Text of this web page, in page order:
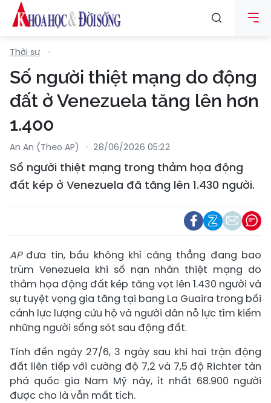
Thời sự
Số người thiệt mạng do động
đất ở Venezuela tăng lên hơn
1.400
An An (Theo AP) 28/06/2026 05:22
Số người thiệt mạng trong thảm họa động
đất kép ở Venezuela đã tăng lên 1.430 người.
AP đưa tin, bầu không khí căng thẳng đang bao
trùm Venezuela khi số nạn nhân thiệt mạng do
thảm họa động đất kép tăng vọt lên 1.430 người và
sự tuyệt vọng gia tăng tại bang La Guaira trong bối
cảnh lực lượng cứu hộ và người dân nỗ lực tìm kiếm
những người sống sót sau động đất.
Tính đến ngày 27/6, 3 ngày sau khi hai trận động
đất liên tiếp với cường độ 7,2 và 7,5 độ Richter tàn
phá quốc gia Nam Mỹ này, ít nhất 68.900 người
được cho là vẫn mất tích.